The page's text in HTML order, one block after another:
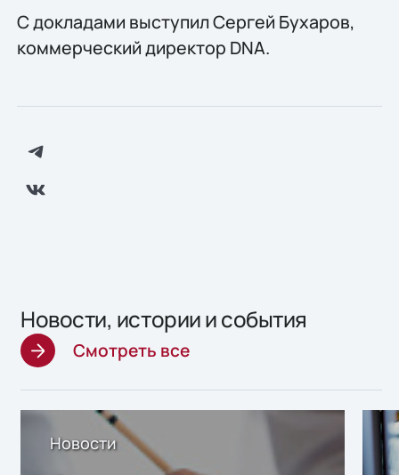
С докладами выступил Сергей Бухаров,
коммерческий директор DNA.
Новости, истории и события
Смотреть все
Новости